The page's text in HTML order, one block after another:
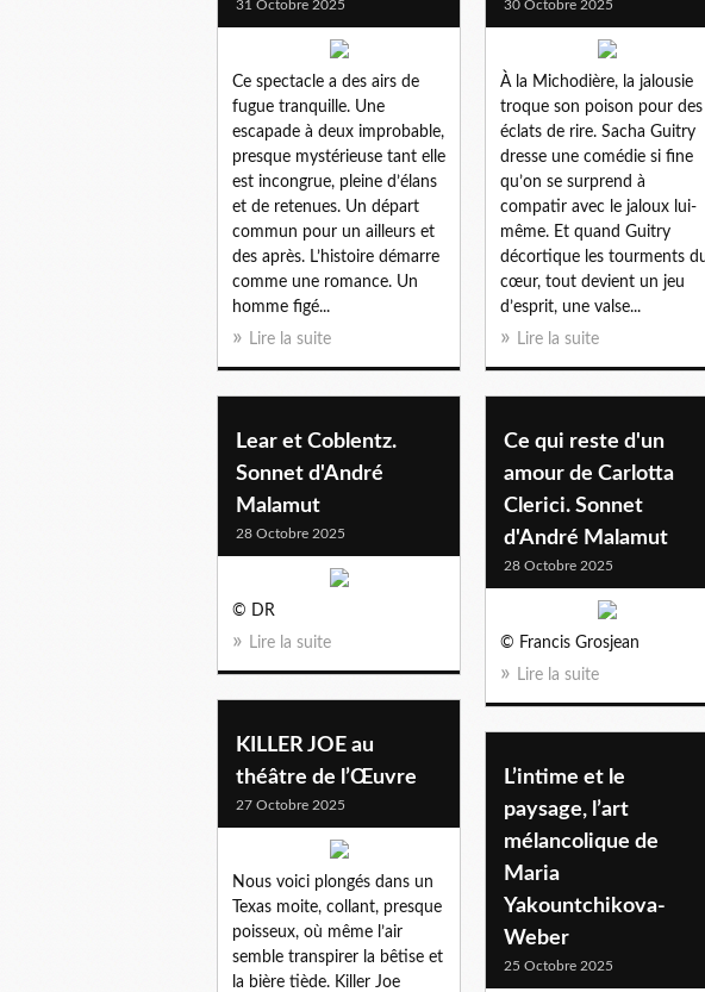
31 Octobre 2025
Ce spectacle a des airs de
fugue tranquille. Une
escapade à deux improbable,
presque mystérieuse tant elle
est incongrue, pleine d’élans
et de retenues. Un départ
commun pour un ailleurs et
des après. L’histoire démarre
comme une romance. Un
homme figé...
Lire la suite
30 Octobre 2025
À la Michodière, la jalousie
troque son poison pour des
éclats de rire. Sacha Guitry
dresse une comédie si fine
qu’on se surprend à
compatir avec le jaloux lui-
même. Et quand Guitry
décortique les tourments
cœur, tout devient un jeu
d’esprit, une valse...
Lire la suite
Lear et Coblentz.
Sonnet d'André
Malamut
28 Octobre 2025
© DR
Lire la suite
Ce qui reste d'un
amour de Carlotta
Clerici. Sonnet
d'André Malamut
28 Octobre 2025
© Francis Grosjean
Lire la suite
KILLER JOE au
théâtre de l’Œuvre
27 Octobre 2025
Nous voici plongés dans un
Texas moite, collant, presque
poisseux, où même l’air
semble transpirer la bêtise et
la bière tiède. Killer Joe
L’intime et le
paysage, l’art
mélancolique de
Maria
Yakountchikova-
Weber
25 Octobre 2025